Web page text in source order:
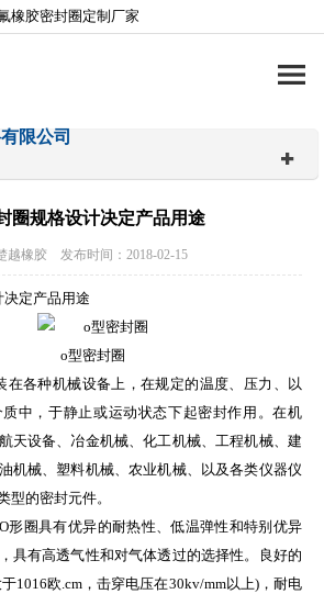
橡胶密封圈定制厂家
限公司
圈规格设计决定产品用途
越橡胶 发布时间：2018-02-15
定产品用途
o型密封圈
在各种机械设备上，在规定的温度、压力、以
中，于静止或运动状态下起密封作用。在机
天设备、冶金机械、化工机械、工程机械、建
机械、塑料机械、农业机械、以及各类仪器仪
型的密封元件。
形圈具有优异的耐热性、低温弹性和特别优异
具有高透气性和对气体透过的选择性。良好的
1016欧.cm，击穿电压在30kv/mm以上)，耐电